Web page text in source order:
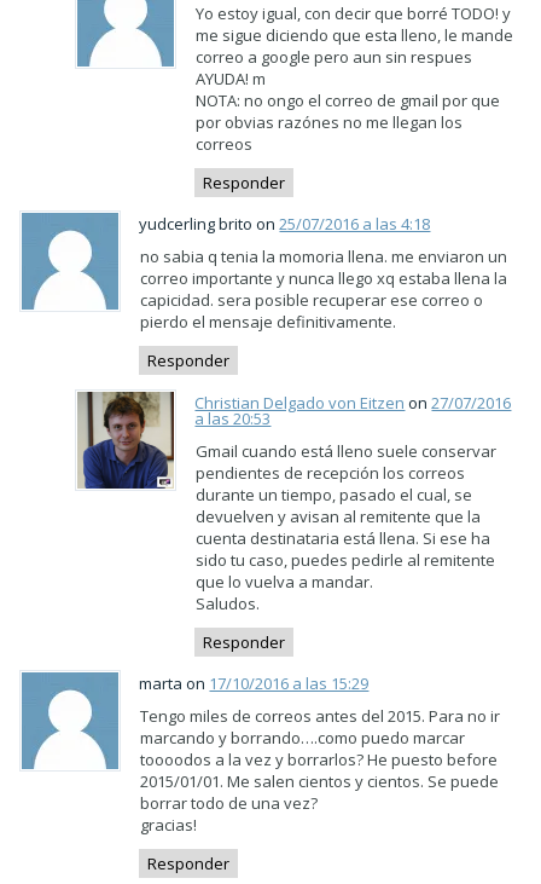
Yo estoy igual, con decir que borré TODO! y
me sigue diciendo que esta lleno, le mande
correo a google pero aun sin respues
AYUDA! m
NOTA: no ongo el correo de gmail por que
por obvias razónes no me llegan los
correos
Responder
yudcerling brito on25/07/2016 a las 4:18
no sabia q tenia la momoria llena. me enviaron un
correo importante y nunca llego xq estaba llena la
capicidad. sera posible recuperar ese correo o
pierdo el mensaje definitivamente.
Responder
Christian Delgado von Eitzen on27/07/2016
a las 20:53
Gmail cuando está lleno suele conservar
pendientes de recepción los correos
durante un tiempo, pasado el cual, se
devuelven y avisan al remitente que la
cuenta destinataria está llena. Si ese ha
sido tu caso, puedes pedirle al remitente
que lo vuelva a mandar.
Saludos.
Responder
marta on 17/10/2016 a las 15:29
Tengo miles de correos antes del 2015. Para no ir
marcando y borrando….como puedo marcar
toooodos a la vez y borrarlos? He puesto before
2015/01/01. Me salen cientos y cientos. Se puede
borrar todo de una vez?
gracias!
Responder